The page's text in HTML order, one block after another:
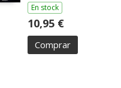
En stock
10,95 €
Comprar